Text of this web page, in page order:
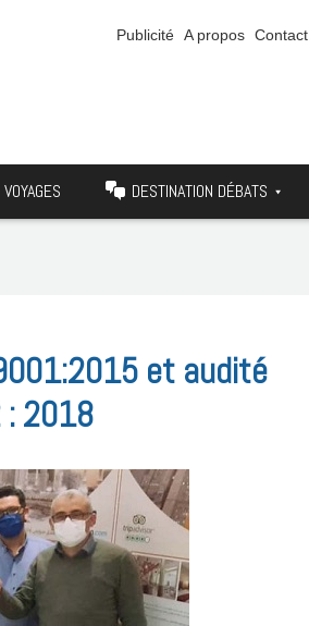
Publicité A propos Contact
DESTINATION DÉBATS
et audité
2018